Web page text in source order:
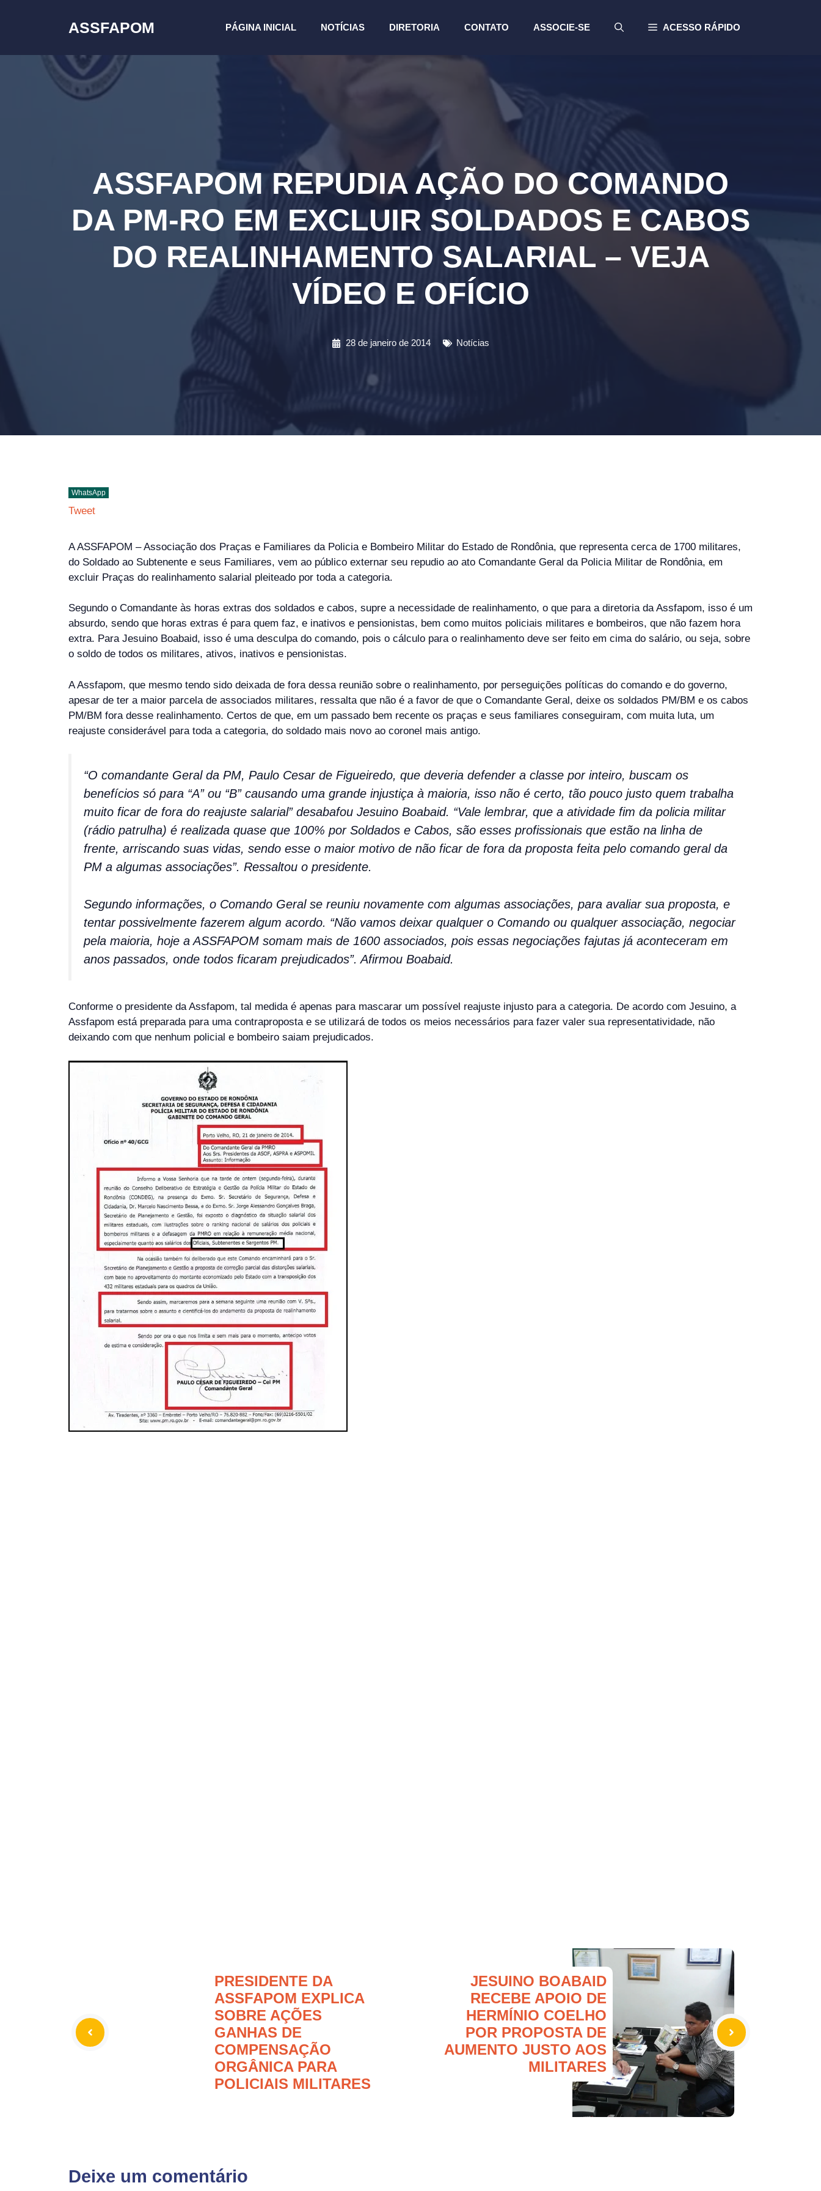
conteúdo
ASSFAPOM PÁGINA INICIAL NOTÍCIAS DIRETORIA CONTATO ASSOCIE-SE ACESSO RÁPIDO
ASSFAPOM REPUDIA AÇÃO DO COMANDO
DA PM-RO EM EXCLUIR SOLDADOS E CABOS
DO REALINHAMENTO SALARIAL – VEJA
VÍDEO E OFÍCIO
28 de janeiro de 2014 Notícias
WhatsApp
Tweet
A ASSFAPOM – Associação dos Praças e Familiares da Policia e Bombeiro Militar do Estado de Rondônia, que representa cerca de 1700 militares,
do Soldado ao Subtenente e seus Familiares, vem ao público externar seu repudio ao ato Comandante Geral da Policia Militar de Rondônia, em
excluir Praças do realinhamento salarial pleiteado por toda a categoria.
Segundo o Comandante às horas extras dos soldados e cabos, supre a necessidade de realinhamento, o que para a diretoria da Assfapom, isso é um
absurdo, sendo que horas extras é para quem faz, e inativos e pensionistas, bem como muitos policiais militares e bombeiros, que não fazem hora
extra. Para Jesuino Boabaid, isso é uma desculpa do comando, pois o cálculo para o realinhamento deve ser feito em cima do salário, ou seja, sobre
o soldo de todos os militares, ativos, inativos e pensionistas.
A Assfapom, que mesmo tendo sido deixada de fora dessa reunião sobre o realinhamento, por perseguições políticas do comando e do governo,
apesar de ter a maior parcela de associados militares, ressalta que não é a favor de que o Comandante Geral, deixe os soldados PM/BM e os cabos
PM/BM fora desse realinhamento. Certos de que, em um passado bem recente os praças e seus familiares conseguiram, com muita luta, um
reajuste considerável para toda a categoria, do soldado mais novo ao coronel mais antigo.
“O comandante Geral da PM, Paulo Cesar de Figueiredo, que deveria defender a classe por inteiro, buscam os
benefícios só para “A” ou “B” causando uma grande injustiça à maioria, isso não é certo, tão pouco justo quem trabalha
muito ficar de fora do reajuste salarial” desabafou Jesuino Boabaid. “Vale lembrar, que a atividade fim da policia militar
(rádio patrulha) é realizada quase que 100% por Soldados e Cabos, são esses profissionais que estão na linha de
frente, arriscando suas vidas, sendo esse o maior motivo de não ficar de fora da proposta feita pelo comando geral da
PM a algumas associações”. Ressaltou o presidente.
Segundo informações, o Comando Geral se reuniu novamente com algumas associações, para avaliar sua proposta, e
tentar possivelmente fazerem algum acordo. “Não vamos deixar qualquer o Comando ou qualquer associação, negociar
pela maioria, hoje a ASSFAPOM somam mais de 1600 associados, pois essas negociações fajutas já aconteceram em
anos passados, onde todos ficaram prejudicados”. Afirmou Boabaid.
Conforme o presidente da Assfapom, tal medida é apenas para mascarar um possível reajuste injusto para a categoria. De acordo com Jesuino, a
Assfapom está preparada para uma contraproposta e se utilizará de todos os meios necessários para fazer valer sua representatividade, não
deixando com que nenhum policial e bombeiro saiam prejudicados.
PRESIDENTE DA
ASSFAPOM EXPLICA
SOBRE AÇÕES
GANHAS DE
COMPENSAÇÃO
ORGÂNICA PARA
POLICIAIS MILITARES
JESUINO BOABAID
RECEBE APOIO DE
HERMÍNIO COELHO
POR PROPOSTA DE
AUMENTO JUSTO AOS
MILITARES
Deixe um comentário